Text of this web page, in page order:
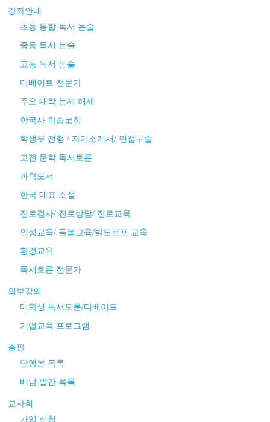
강좌안내
초등 통합 독서 논술
중등 독서 논술
고등 독서 논술
디베이트 전문가
주요 대학 논제 해제
한국사 학습코칭
학생부 전형 / 자기소개서/ 면접구술
고전 문학 독서토론
과학도서
한국 대표 소설
진로검사/ 진로상담/ 진로교육
인성교육/ 돌봄교육/발도르프 교육
환경교육
독서토론 전문가
외부강의
대학생 독서토론/디베이트
기업교육 프로그램
출판
단행본 목록
배남 발간 목록
교사회
가입 신청